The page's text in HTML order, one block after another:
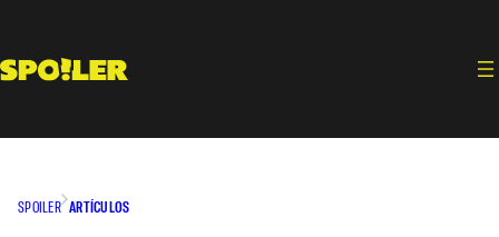
contenido
SPOILER ARTÍCULOS